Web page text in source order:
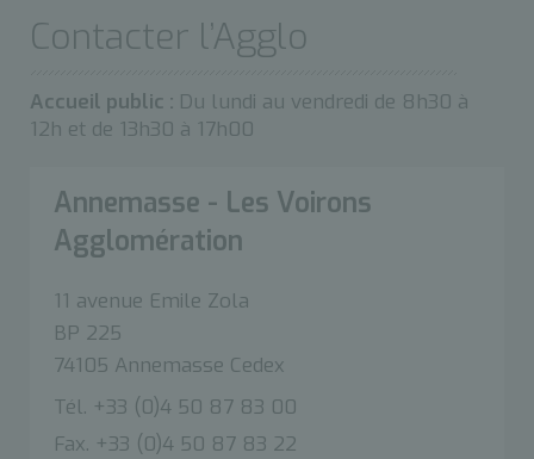
Contacter l’Agglo
Accueil public : Du lundi au vendredi de 8h30 à
12h et de 13h30 à 17h00
Annemasse - Les Voirons
Agglomération
11 avenue Emile Zola
BP 225
74105 Annemasse Cedex
Tél. +33 (0)4 50 87 83 00
Fax. +33 (0)4 50 87 83 22